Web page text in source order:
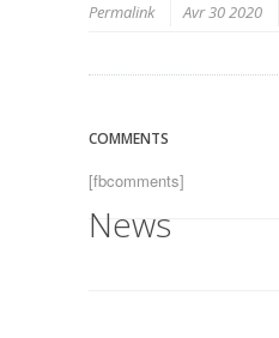
Permalink
Avr 30 2020
COMMENTS
[fbcomments]
News